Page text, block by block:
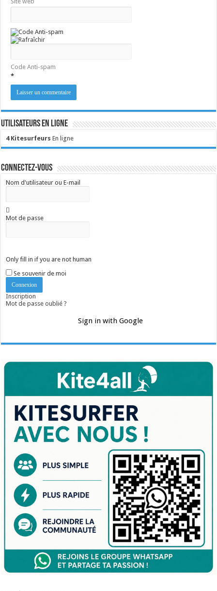
Code Anti-spam
*
Utilisateurs en ligne
4 Kitesurfeurs En ligne
Connectez-vous
Nom d'utilisateur ou E-mail
Mot de passe
Only fill in if you are not human
Se souvenir de moi
Inscription
Mot de passe oublié ?
Sign in with Google